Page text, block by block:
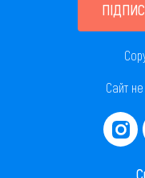
Сайт